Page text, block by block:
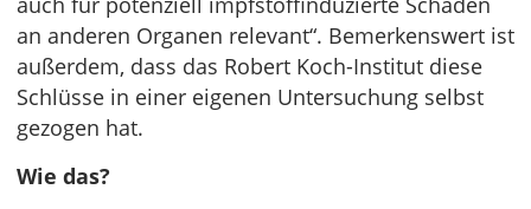
an anderen Organen relevant“. Bemerkenswert ist
außerdem, dass das Robert Koch-Institut diese
Schlüsse in einer eigenen Untersuchung selbst
gezogen hat.
Wie das?